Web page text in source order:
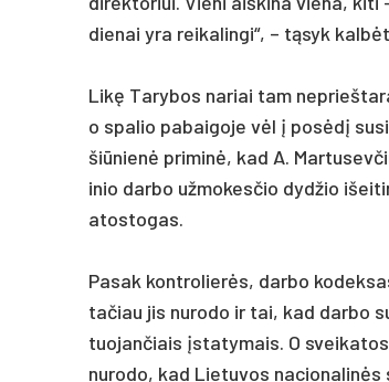
die­nai yra rei­ka­lin­gi“, – tąsyk
Likę Ta­ry­bos na­riai tam
o spa­lio pa­bai­go­je vėl į po­sėdį
šiū­nienė pri­minė, kad A.
i­nio dar­bo už­mo­kes­čio dyd­žio
ato­sto­gas.
Pa­sak kont­ro­lierės, dar­bo
ta­čiau jis nu­ro­do ir tai, kad dar­bo
tuo­jan­čiais įsta­ty­mais. O
nu­ro­do, kad Lie­tu­vos